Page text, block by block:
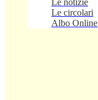
Le notizie
Le circolari
Albo Online